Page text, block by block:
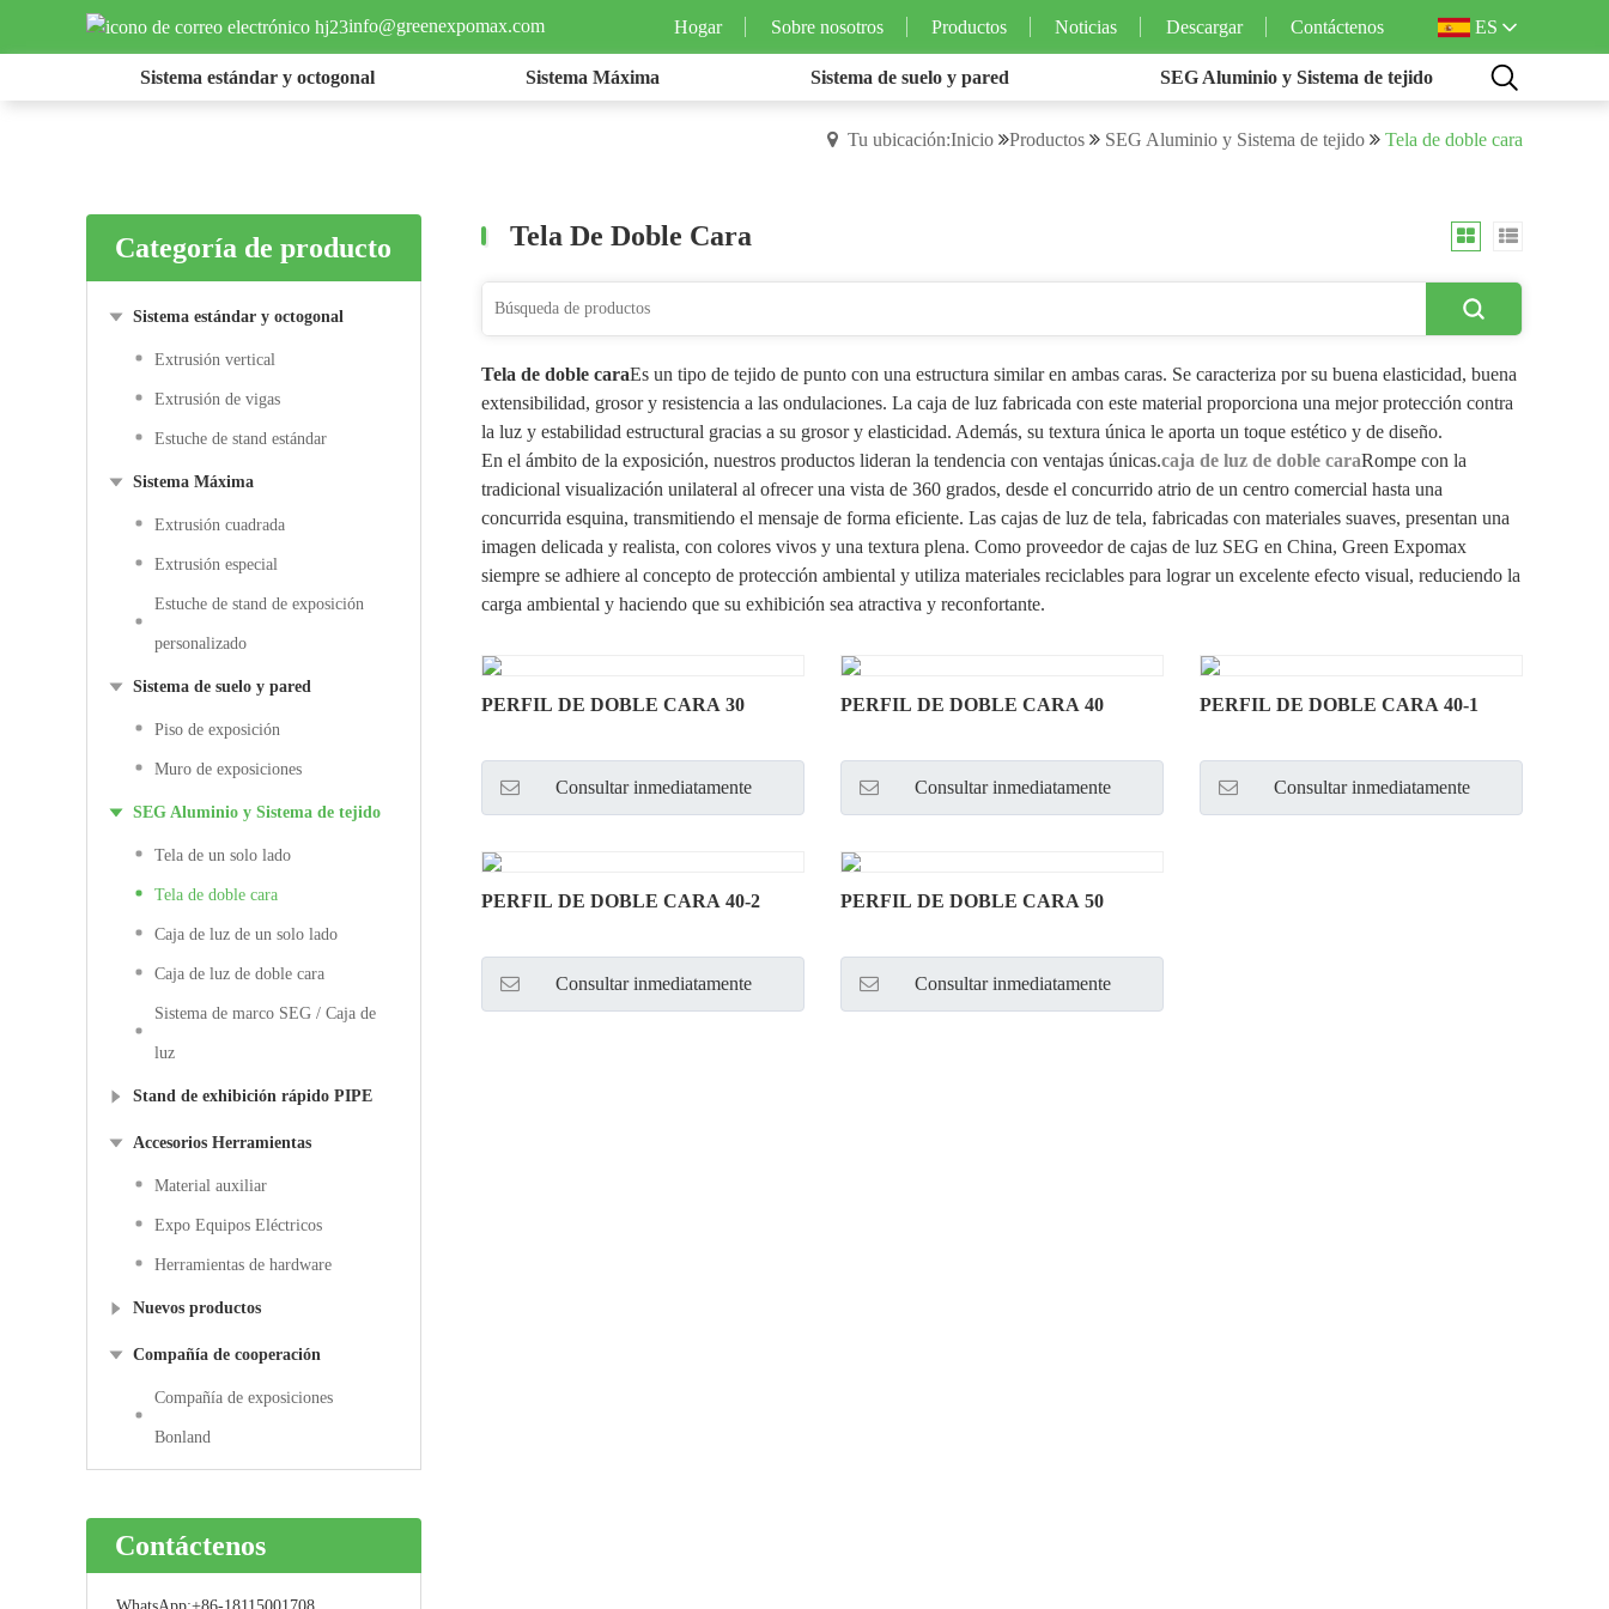
info@greenexpomax.com Hogar Sobre nosotros Productos Noticias Descargar Contáctenos ES
Sistema estándar y octogonal Sistema Máxima Sistema de suelo y pared SEG Aluminio y Sistema de tejido
Tu ubicación:Inicio Productos SEG Aluminio y Sistema de tejido Tela de doble cara
Categoría de producto
Sistema estándar y octogonal
Extrusión vertical
Extrusión de vigas
Estuche de stand estándar
Sistema Máxima
Extrusión cuadrada
Extrusión especial
Estuche de stand de exposición
personalizado
Sistema de suelo y pared
Piso de exposición
Muro de exposiciones
SEG Aluminio y Sistema de tejido
Tela de un solo lado
Tela de doble cara
Caja de luz de un solo lado
Caja de luz de doble cara
Sistema de marco SEG / Caja de
luz
Stand de exhibición rápido PIPE
Accesorios Herramientas
Material auxiliar
Expo Equipos Eléctricos
Herramientas de hardware
Nuevos productos
Compañía de cooperación
Compañía de exposiciones
Bonland
Contáctenos
Tela De Doble Cara
Tela de doble caraEs un tipo de tejido de punto con una estructura similar en ambas caras. Se caracteriza por su buena elasticidad, buena
extensibilidad, grosor y resistencia a las ondulaciones. La caja de luz fabricada con este material proporciona una mejor protección contra
la luz y estabilidad estructural gracias a su grosor y elasticidad. Además, su textura única le aporta un toque estético y de diseño.
En el ámbito de la exposición, nuestros productos lideran la tendencia con ventajas únicas.caja de luz de doble caraRompe con la
tradicional visualización unilateral al ofrecer una vista de 360 ​​grados, desde el concurrido atrio de un centro comercial hasta una
concurrida esquina, transmitiendo el mensaje de forma eficiente. Las cajas de luz de tela, fabricadas con materiales suaves, presentan una
imagen delicada y realista, con colores vivos y una textura plena. Como proveedor de cajas de luz SEG en China, Green Expomax
siempre se adhiere al concepto de protección ambiental y utiliza materiales reciclables para lograr un excelente efecto visual, reduciendo la
carga ambiental y haciendo que su exhibición sea atractiva y reconfortante.
PERFIL DE DOBLE CARA 30
Consultar inmediatamente
PERFIL DE DOBLE CARA 40
Consultar inmediatamente
PERFIL DE DOBLE CARA 40-1
Consultar inmediatamente
PERFIL DE DOBLE CARA 40-2
Consultar inmediatamente
PERFIL DE DOBLE CARA 50
Consultar inmediatamente